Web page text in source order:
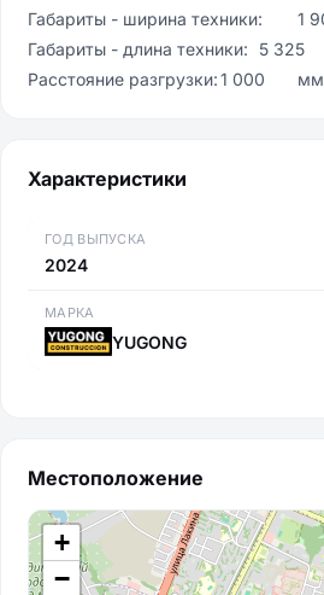
Габариты - ширина техники:	1 900	мм
Габариты - длина техники:	5 325	мм
Расстояние разгрузки:	1 000	мм
Характеристики
ГОД ВЫПУСКА
2024
МАРКА
YUGONG
Местоположение
+
−